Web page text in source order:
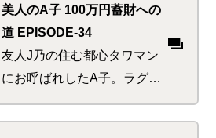
所望され、かつ知らぬ間に異
国に移住していた事実も判
明。祖母のナイス助け舟があ
るも、海外への送金などした
美人のA子 100万円蓄財への
道 EPISODE-34
友人J乃の住む都心タワマン
にお呼ばれしたA子。ラグジ
ュアリーな生活を垣間見る
が、うらやましがってるばか